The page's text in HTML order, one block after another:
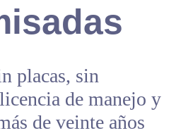
placas, sin
de manejo y
de veinte años